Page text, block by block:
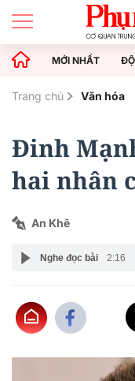
MỚI NHẤT
Trang chủ Văn hóa
Đinh
hai nhân
An Khê
Nghe đọc bài 2:16